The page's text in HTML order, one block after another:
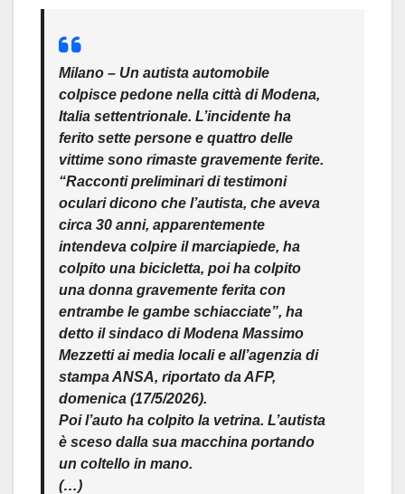
Milano – Un autista automobile
colpisce pedone nella città di Modena,
Italia settentrionale. L’incidente ha
ferito sette persone e quattro delle
vittime sono rimaste gravemente ferite.
“Racconti preliminari di testimoni
oculari dicono che l’autista, che aveva
circa 30 anni, apparentemente
intendeva colpire il marciapiede, ha
colpito una bicicletta, poi ha colpito
una donna gravemente ferita con
entrambe le gambe schiacciate”, ha
detto il sindaco di Modena Massimo
Mezzetti ai media locali e all’agenzia di
stampa ANSA, riportato da AFP,
domenica (17/5/2026).
Poi l’auto ha colpito la vetrina. L’autista
è sceso dalla sua macchina portando
un coltello in mano.
(…)